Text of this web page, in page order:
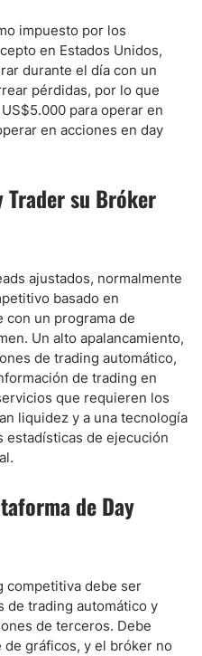
impuesto por los
en Estados Unidos,
durante el día con un
pérdidas, por lo que
para operar en
en acciones en day
Trader su Bróker
ajustados, normalmente
basado en
un programa de
Un alto apalancamiento,
de trading automático,
de trading en
que requieren los
liquidez y a una tecnología
estadísticas de ejecución
de Day
competitiva debe ser
de trading automático y
de terceros. Debe
gráficos, y el bróker no